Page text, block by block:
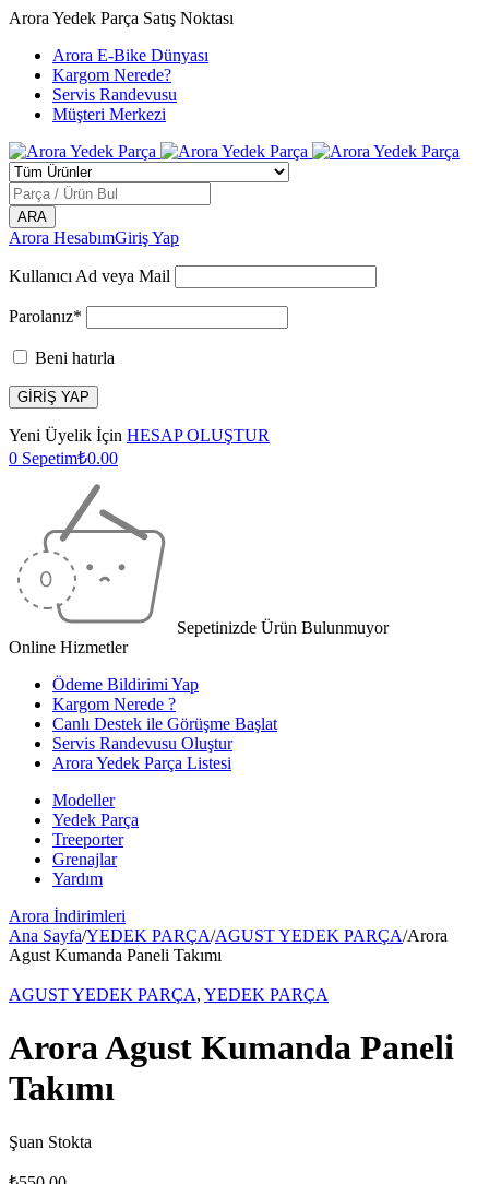
Arora Yedek Parça Satış Noktası
Arora E-Bike Dünyası
Kargom Nerede?
Servis Randevusu
Müşteri Merkezi
Arora HesabımGiriş Yap
Kullanıcı Ad veya Mail
Parolanız*
Beni hatırla
Yeni Üyelik İçin HESAP OLUŞTUR
0 Sepetim₺0.00
Sepetinizde Ürün Bulunmuyor
Online Hizmetler
Ödeme Bildirimi Yap
Kargom Nerede ?
Canlı Destek ile Görüşme Başlat
Servis Randevusu Oluştur
Arora Yedek Parça Listesi
Modeller
Yedek Parça
Treeporter
Grenajlar
Yardım
Arora İndirimleri
Ana Sayfa/YEDEK PARÇA/AGUST YEDEK PARÇA/Arora
Agust Kumanda Paneli Takımı
AGUST YEDEK PARÇA, YEDEK PARÇA
Arora Agust Kumanda Paneli
Takımı
Şuan Stokta